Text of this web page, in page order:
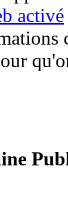
activé